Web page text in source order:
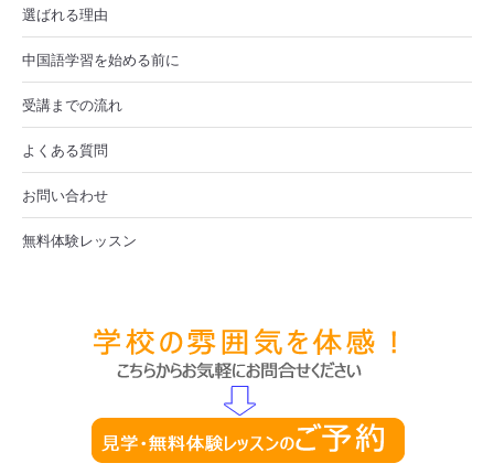
選ばれる理由
中国語学習を始める前に
受講までの流れ
よくある質問
お問い合わせ
無料体験レッスン